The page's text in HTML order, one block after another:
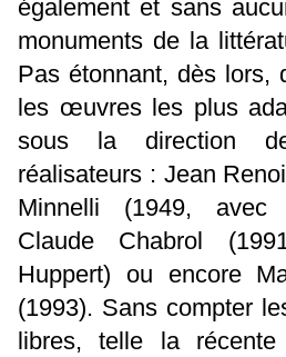
également et sans
monuments de la
Pas étonnant, dès lors,
les œuvres les plus
sous la direction
réalisateurs : Jean
Minnelli (1949, avec
Claude Chabrol
Huppert) ou encore
(1993). Sans compter
libres, telle la récente